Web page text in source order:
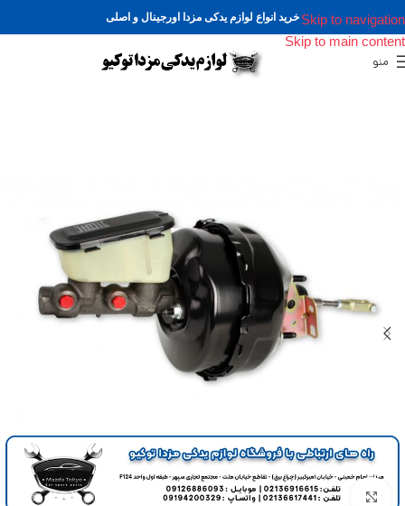
Skip to navigation
Skip to main content
خرید انواع لوازم یدکی مزدا اورجینال و اصلی
منو
برای بزرگنمایی کلیک کنید